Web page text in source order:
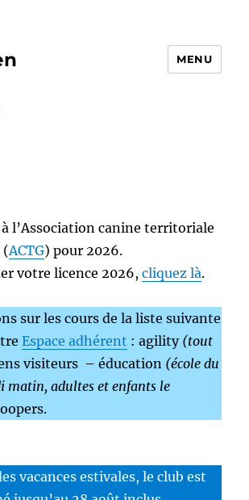
MENU
l’Association canine territoriale
(ACTG) pour 2026.
votre licence 2026,cliquez là.
sur les cours de la liste suivante
Espace adhérent : agility (tout
visiteurs – éducation (école du
matin, adultes et enfants le
vacances estivales, le club est